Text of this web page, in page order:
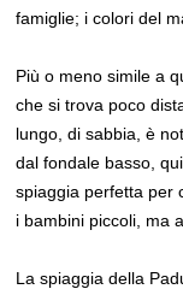
famiglie; i colori del
Più o meno simile a
che si trova poco
lungo, di sabbia, è
dal fondale basso,
spiaggia perfetta per
i bambini piccoli, ma
La spiaggia della